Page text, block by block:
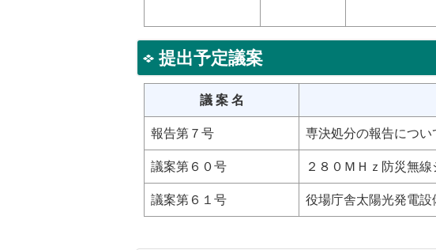
提出予定議案
議 案 名
報告第７号 専決処分の報告につい
議案第６０号 ２８０ＭＨｚ防災無
議案第６１号 役場庁舎太陽光発電